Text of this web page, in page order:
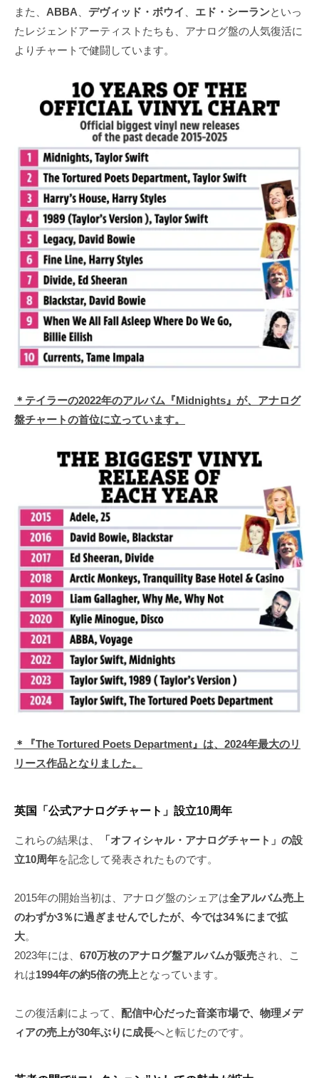
また、 ABBA デヴィッド・ボウイ エド・シーランといっ
たレジェンドアーティストたちも、アナログ盤の人気復活に
よりチャートで健闘しています。
＊テイラーの2022年のアルバム『Midnights』が、アナログ
盤チャートの首位に立っています。
＊『The Tortured Poets Department』は、2024年最大のリ
リース作品となりました。
英国「公式アナログチャート」設立10周年
これらの結果は、
「オフィシャル・アナログチャート」の設
立10周年を記念して発表されたものです。
2015年の開始当初は、アナログ盤のシェアは全アルバム売上
のわずか3％に過ぎませんでしたが、今では34％にまで拡
大。
2023年には、 670万枚のアナログ盤アルバムが販売され、こ
れは1994年の約5倍の売上となっています。
この復活劇によって、 配信中心だった音楽市場で、物理メデ
ィアの売上が30年ぶりに成長へと転じたのです。